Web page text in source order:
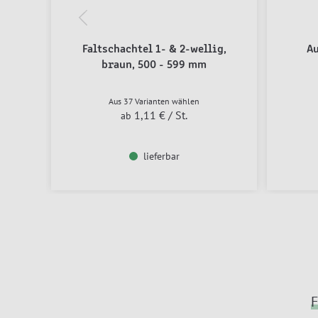
Faltschachtel 1- & 2-wellig,
braun, 500 - 599 mm
Aus 37 Varianten wählen
ab 1,11 € / St.
lieferbar